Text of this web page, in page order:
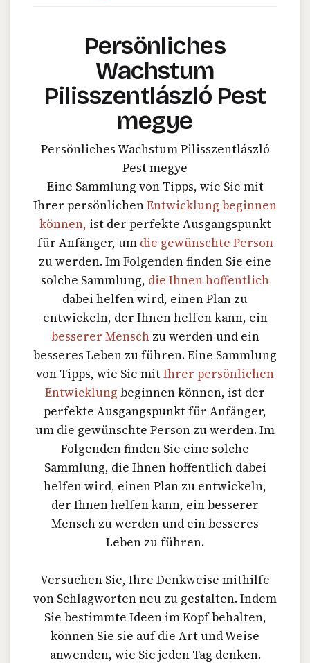
Persönliches
Wachstum
Pilisszentlászló Pest
megye
Persönliches Wachstum Pilisszentlászló
Pest megye
Eine Sammlung von Tipps, wie Sie mit
Ihrer persönlichenEntwicklung beginnen
können, ist der perfekte Ausgangspunkt
für Anfänger, um die gewünschte Person
zu werden. Im Folgenden finden Sie eine
solche Sammlung, die Ihnen hoffentlich
dabei helfen wird, einen Plan zu
entwickeln, der Ihnen helfen kann, ein
besserer Menschzu werden und ein
besseres Leben zu führen. Eine Sammlung
von Tipps, wie Sie mitIhrer persönlichen
Entwicklung beginnen können, ist der
perfekte Ausgangspunkt für Anfänger,
um die gewünschte Person zu werden. Im
Folgenden finden Sie eine solche
Sammlung, die Ihnen hoffentlich dabei
helfen wird, einen Plan zu entwickeln,
der Ihnen helfen kann, ein besserer
Mensch zu werden und ein besseres
Leben zu führen.
Versuchen Sie, Ihre Denkweise mithilfe
von Schlagworten neu zu gestalten. Indem
Sie bestimmte Ideen im Kopf behalten,
können Sie sie auf die Art und Weise
anwenden, wie Sie jeden Tag denken.